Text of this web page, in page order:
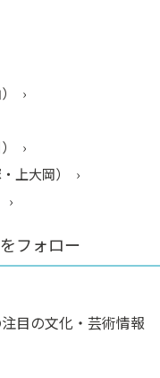
上大岡）
フォロー
目の文化・芸術情報